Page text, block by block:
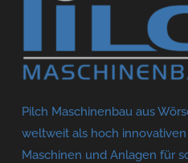
Pilch Maschinenbau aus
weltweit als hoch
Maschinen und Anlagen für